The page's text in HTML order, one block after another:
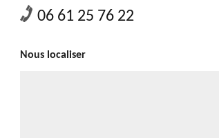
06 61 25 76 22
Nous localiser